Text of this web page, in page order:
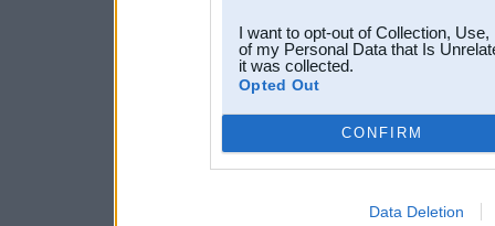
I want to opt-out of Collection,
of my Personal Data that Is
it was collected.
Opted Out
CONFIRM
Data Deletion